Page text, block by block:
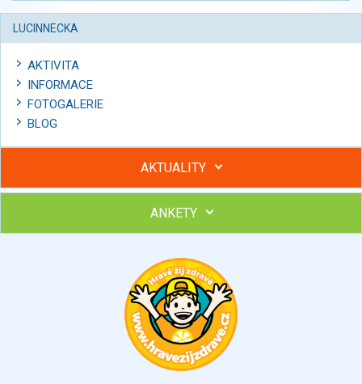
LUCINNECKA
AKTIVITA
INFORMACE
FOTOGALERIE
BLOG
AKTUALITY
Hubněte s podporou lektorky a skupiny v kurzech STOBu
Chcete poradit s hubnutím? Najděte si odborníka STOBu ve
ANKETY